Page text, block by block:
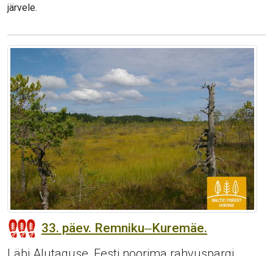
järvele.
33. päev. Remniku‒Kuremäe.